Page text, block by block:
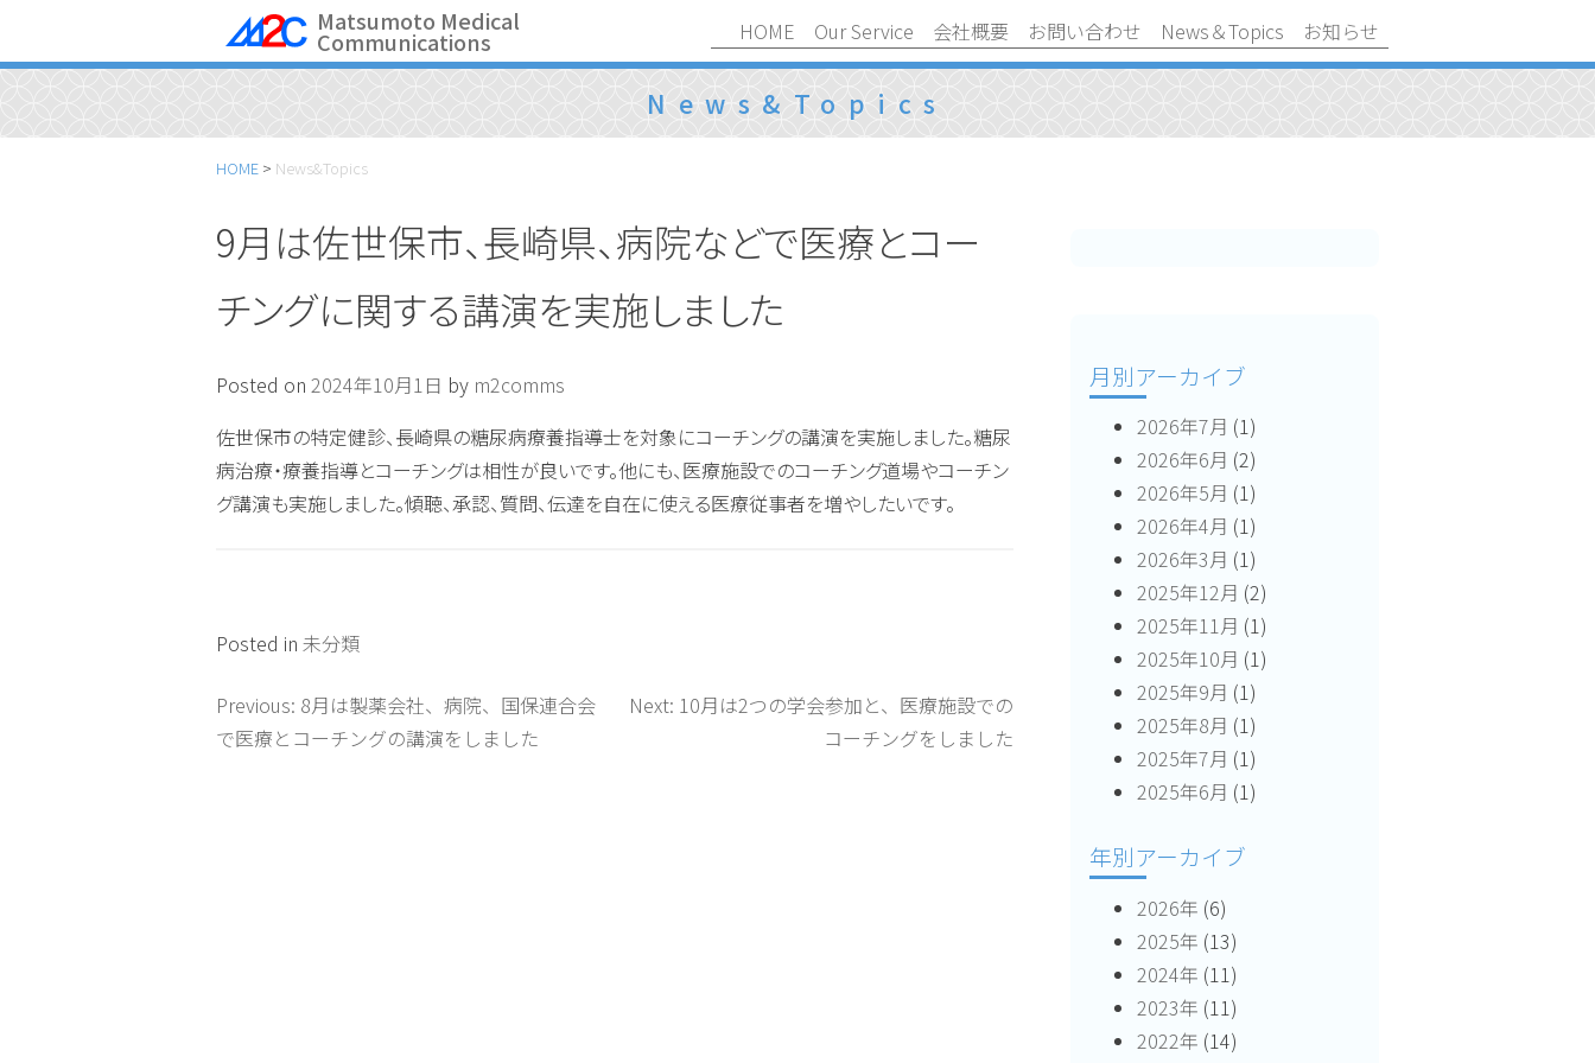
Matsumoto Medical
Communications HOME Our Service 会社概要 お問い合わせ News＆Topics お知らせ
News&Topics
HOME > News&Topics
9月は佐世保市、長崎県、病院などで医療とコー
チングに関する講演を実施しました
Posted on 2024年10月1日 by m2comms
佐世保市の特定健診、長崎県の糖尿病療養指導士を対象にコーチングの講演を実施しました。糖尿
病治療・療養指導とコーチングは相性が良いです。他にも、医療施設でのコーチング道場やコーチン
グ講演も実施しました。傾聴、承認、質問、伝達を自在に使える医療従事者を増やしたいです。
Posted in 未分類
投
Previous: 8月は製薬会社、病院、国保連合会
で医療とコーチングの講演をしました
Next: 10月は2つの学会参加と、医療施設での
コーチングをしました
月別アーカイブ
2026年7月 (1)
2026年6月 (2)
2026年5月 (1)
2026年4月 (1)
2026年3月 (1)
2025年12月 (2)
2025年11月 (1)
2025年10月 (1)
2025年9月 (1)
2025年8月 (1)
2025年7月 (1)
2025年6月 (1)
年別アーカイブ
2026年 (6)
2025年 (13)
2024年 (11)
2023年 (11)
2022年 (14)